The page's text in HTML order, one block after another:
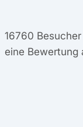
16760
eine Bewertung